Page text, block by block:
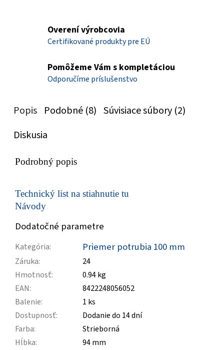
Overení výrobcovia
Certifikované produkty pre EÚ
Pomôžeme Vám s kompletáciou
Odporučíme príslušenstvo
Popis Podobné (8) Súvisiace súbory (2)
Diskusia
Podrobný popis
Technický list na stiahnutie tu
Návody
Dodatočné parametre
Kategória: Priemer potrubia 100 mm
Záruka:
24
Hmotnosť:
0.94 kg
EAN:
8422248056052
Balenie:
1 ks
Dostupnosť:
Dodanie do 14 dní
Farba:
Strieborná
Hĺbka:
94 mm